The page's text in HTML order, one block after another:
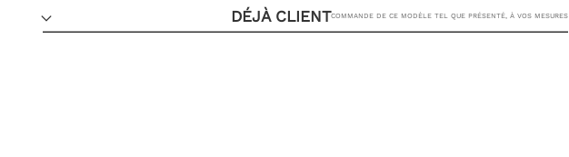
23 RUE
PASQUIER, 75008 PARIS
DÉJÀ CLIENTCOMMANDE DE CE MODÈLE TEL QUE PRÉSENTÉ, À VOS MESURES
TAILLE DE VESTE